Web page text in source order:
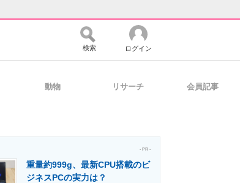
マーケ×ITの今がよく分かる
検索 ログイン
動物 リサーチ 会員記事
- PR -
重量約999g、最新CPU搭載のビ
ジネスPCの実力は？